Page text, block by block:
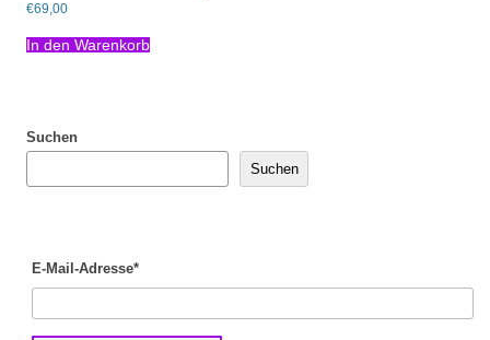
€69,00
In den Warenkorb
Suchen
Suchen
E-Mail-Adresse*